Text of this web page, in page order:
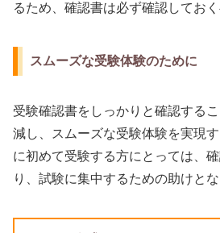
るため、確認書は必ず確認しておく
スムーズな受験体験のために
受験確認書をしっかりと確認する
減し、スムーズな受験体験を実現
に初めて受験する方にとっては、
り、試験に集中するための助けとな